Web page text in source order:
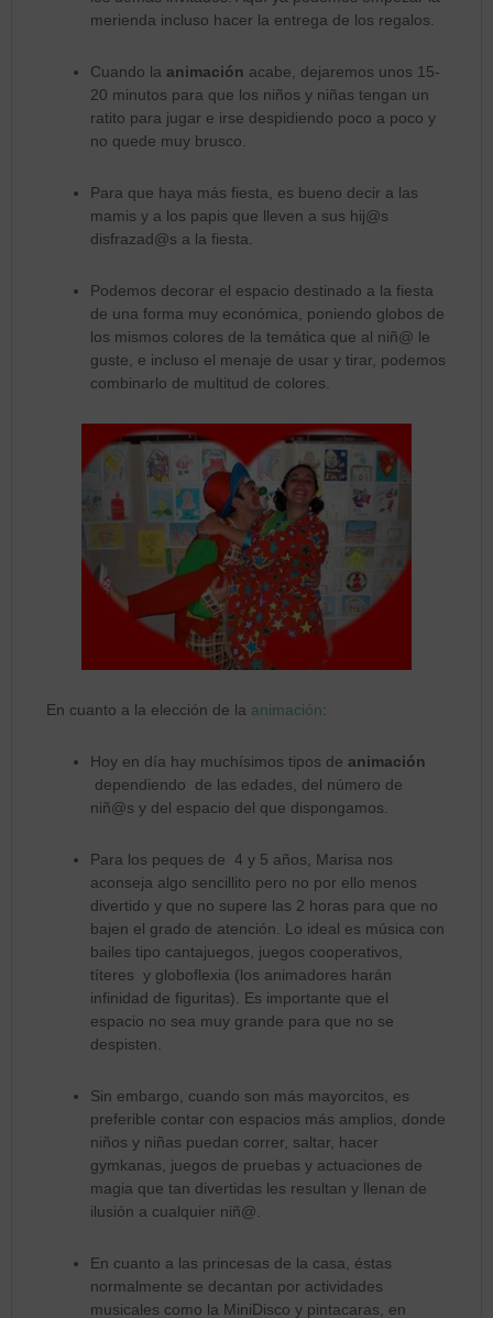
merienda incluso hacer la entrega de los regalos.
Cuando la animación acabe, dejaremos unos 15-
20 minutos para que los niños y niñas tengan un
ratito para jugar e irse despidiendo poco a poco y
no quede muy brusco.
Para que haya más fiesta, es bueno decir a las
mamis y a los papis que lleven a sus hij@s
disfrazad@s a la fiesta.
Podemos decorar el espacio destinado a la fiesta
de una forma muy económica, poniendo globos de
los mismos colores de la temática que al niñ@ le
guste, e incluso el menaje de usar y tirar, podemos
combinarlo de multitud de colores.
En cuanto a la elección de la animación:
Hoy en día hay muchísimos tipos de animación
dependiendo de las edades, del número de
niñ@s y del espacio del que dispongamos.
Para los peques de 4 y 5 años, Marisa nos
aconseja algo sencillito pero no por ello menos
divertido y que no supere las 2 horas para que no
bajen el grado de atención. Lo ideal es música con
bailes tipo cantajuegos, juegos cooperativos,
títeres y globoflexia (los animadores harán
infinidad de figuritas). Es importante que el
espacio no sea muy grande para que no se
despisten.
Sin embargo, cuando son más mayorcitos, es
preferible contar con espacios más amplios, donde
niños y niñas puedan correr, saltar, hacer
gymkanas, juegos de pruebas y actuaciones de
magia que tan divertidas les resultan y llenan de
ilusión a cualquier niñ@.
En cuanto a las princesas de la casa, éstas
normalmente se decantan por actividades
musicales como la MiniDisco y pintacaras, en